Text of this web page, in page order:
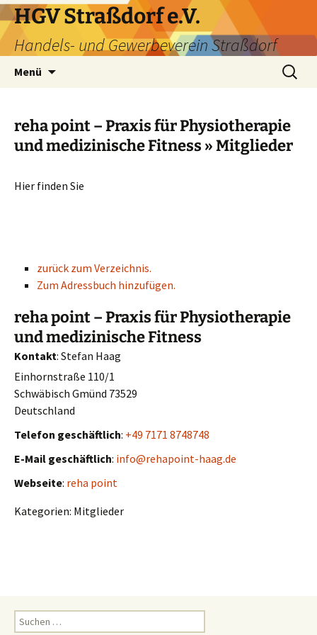
HGV Straßdorf e.V.
Handels- und Gewerbeverein Straßdorf
Menü
reha point – Praxis für Physiotherapie
und medizinische Fitness » Mitglieder
Hier finden Sie
zurück zum Verzeichnis.
Zum Adressbuch hinzufügen.
reha point – Praxis für Physiotherapie
und medizinische Fitness
Kontakt: Stefan Haag
Einhornstraße 110/1
Schwäbisch Gmünd 73529
Deutschland
Telefon geschäftlich: +49 7171 8748748
E-Mail geschäftlich: info@rehapoint-haag.de
Webseite: reha point
Kategorien: Mitglieder